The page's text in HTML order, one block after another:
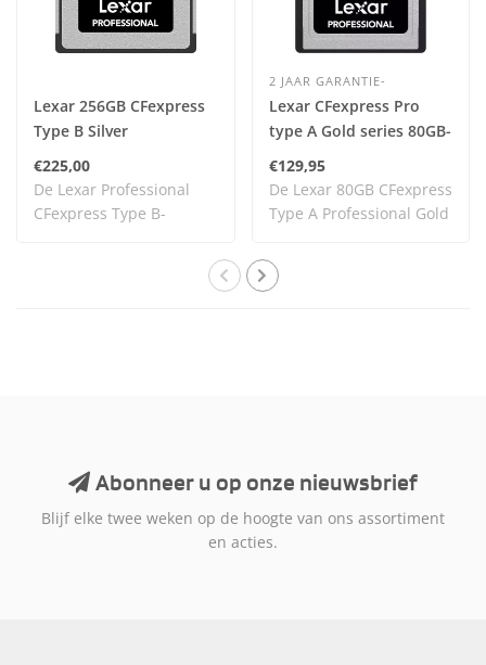
Lexar 256GB CFexpress
Type B Silver
€225,00
De Lexar Professional
CFexpress Type B-
2 JAAR GARANTIE-
Lexar CFexpress Pro
type A Gold series 80GB-
€129,95
De Lexar 80GB CFexpress
Type A Professional Gold
Abonneer u op onze nieuwsbrief
Blijf elke twee weken op de hoogte van ons assortiment
en acties.